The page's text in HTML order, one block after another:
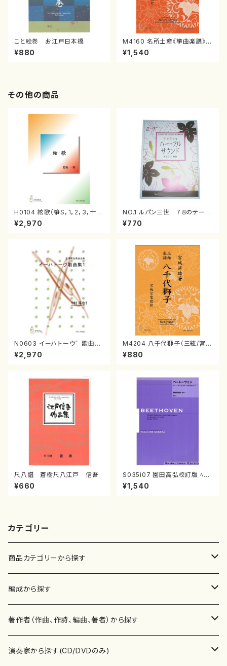
こと絵巻 お江戸日本橋
¥880
M4160 名所土産《箏曲楽譜》
（箏/宮城喜代子・宮城数江著・
宮城宗家監修/箏曲古典楽譜）
¥1,540
その他の商品
H0104 絃歌（箏S，1，2，3，十七
絃/肥後一郎/楽譜）
¥2,970
NO.1 ルパン三世 ７８のテー
マ/渡辺 正子/楽譜）
¥770
N0603 イーハトーウ゛歌曲集1
（歌，ピアノ/中村節也/楽譜）
¥2,970
M4204 八千代獅子（三絃/宮城
道雄著・宮城宗家監修/三絃楽
譜）
¥880
尺八譜 蒼樹尺八江戸 信吾
¥660
S035i07 園田高弘校訂版 ﾍﾞｰ
ﾄｰヴｪﾝ･ﾋﾟｱﾉ･ｿﾅﾀ 第7番｢ﾆ長
調｣op10-3（ピアノソロ/園田
¥1,540
カテゴリー
商品カテゴリーから探す
楽譜
書籍
書籍
CD・DVD
編成から探す
邦楽器
箏・琴（ソロ）
合唱
著作者（作曲、作詩、編曲、著者）から探す
あ行
演奏家から探す(CD/DVDのみ)